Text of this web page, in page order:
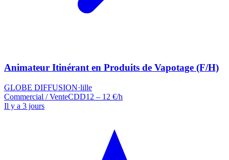
Animateur Itinérant en Produits de Vapotage (F/H)
GLOBE DIFFUSION·lille
Commercial / VenteCDD12 – 12 €/h
Il y a 3 jours